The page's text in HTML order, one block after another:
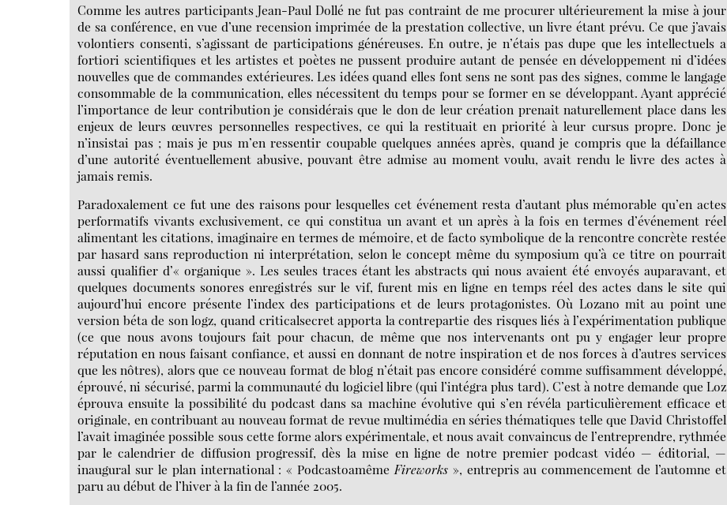
Comme les autres participants Jean-Paul Dollé ne fut pas contraint de me procurer ultérieurement la mise à jour
de sa conférence, en vue d’une recension imprimée de la prestation collective, un livre étant prévu. Ce que j’avais
volontiers consenti, s’agissant de participations généreuses. En outre, je n’étais pas dupe que les intellectuels a
fortiori scientifiques et les artistes et poètes ne pussent produire autant de pensée en développement ni d’idées
nouvelles que de commandes extérieures. Les idées quand elles font sens ne sont pas des signes, comme le langage
consommable de la communication, elles nécessitent du temps pour se former en se développant. Ayant apprécié
l’importance de leur contribution je considérais que le don de leur création prenait naturellement place dans les
enjeux de leurs œuvres personnelles respectives, ce qui la restituait en priorité à leur cursus propre. Donc je
n’insistai pas ; mais je pus m’en ressentir coupable quelques années après, quand je compris que la défaillance
d’une autorité éventuellement abusive, pouvant être admise au moment voulu, avait rendu le livre des actes à
jamais remis.
Paradoxalement ce fut une des raisons pour lesquelles cet événement resta d’autant plus mémorable qu’en actes
performatifs vivants exclusivement, ce qui constitua un avant et un après à la fois en termes d’événement réel
alimentant les citations, imaginaire en termes de mémoire, et de facto symbolique de la rencontre concrète restée
par hasard sans reproduction ni interprétation, selon le concept même du symposium qu’à ce titre on pourrait
aussi qualifier d’« organique ». Les seules traces étant les abstracts qui nous avaient été envoyés auparavant, et
quelques documents sonores enregistrés sur le vif, furent mis en ligne en temps réel des actes dans le site qui
aujourd’hui encore présente l’index des participations et de leurs protagonistes. Où Lozano mit au point une
version béta de son logz, quand criticalsecret apporta la contrepartie des risques liés à l’expérimentation publique
(ce que nous avons toujours fait pour chacun, de même que nos intervenants ont pu y engager leur propre
réputation en nous faisant confiance, et aussi en donnant de notre inspiration et de nos forces à d’autres services
que les nôtres), alors que ce nouveau format de blog n’était pas encore considéré comme suffisamment développé,
éprouvé, ni sécurisé, parmi la communauté du logiciel libre (qui l’intégra plus tard). C’est à notre demande que Loz
éprouva ensuite la possibilité du podcast dans sa machine évolutive qui s’en révéla particulièrement efficace et
originale, en contribuant au nouveau format de revue multimédia en séries thématiques telle que David Christoffel
l’avait imaginée possible sous cette forme alors expérimentale, et nous avait convaincus de l’entreprendre, rythmée
par le calendrier de diffusion progressif, dès la mise en ligne de notre premier podcast vidéo — éditorial, —
inaugural sur le plan international : « PodcastoamêmeFireworks», entrepris au commencement de l’automne et
paru au début de l’hiver à la fin de l’année 2005.